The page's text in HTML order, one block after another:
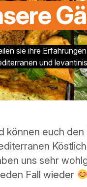
sie ihre
und
gemütliches
einen
Sachen